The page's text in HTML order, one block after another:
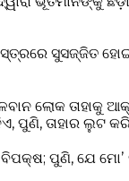
ସୁସଜ୍ଜିତ
ଲୋକ
ପୁଣି, ତାହାର ଲୁଟ
ପୁଣି, ଯେ ମୋʼ